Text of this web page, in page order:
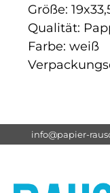
Größe:
Qualität:
Farbe: weiß
info@papier-